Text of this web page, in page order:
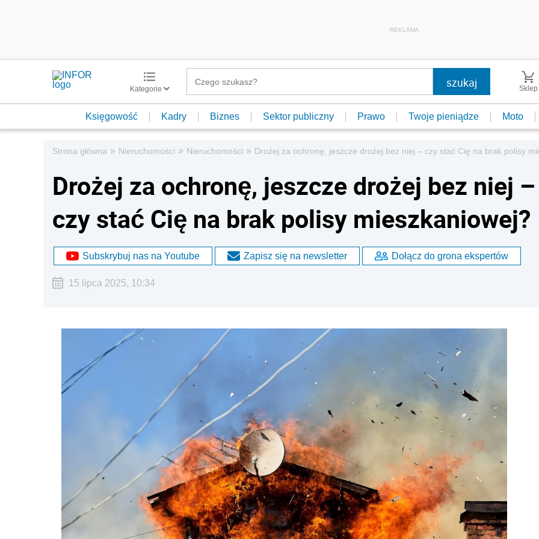
REKLAMA
Kategorie Sklep
Księgowość Kadry Biznes Sektor publiczny Prawo Twoje pieniądze Moto
Strona główna » Nieruchomości » Nieruchomości » Drożej za ochronę, jeszcze drożej bez niej – czy stać Cię na brak polisy
Drożej za ochronę, jeszcze drożej bez niej –
czy stać Cię na brak polisy mieszkaniowej?
Subskrybuj nas na Youtube Zapisz się na newsletter Dołącz do grona ekspertów
15 lipca 2025, 10:34